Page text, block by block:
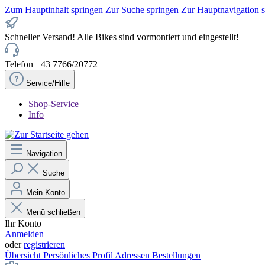
Zum Hauptinhalt springen Zur Suche springen Zur Hauptnavigation
Schneller Versand! Alle Bikes sind vormontiert und eingestellt!
Telefon +43 7766/20772
Service/Hilfe
Shop-Service
Info
Navigation
Suche
Mein Konto
Menü schließen
Ihr Konto
Anmelden
oderregistrieren
Übersicht Persönliches Profil Adressen Bestellungen